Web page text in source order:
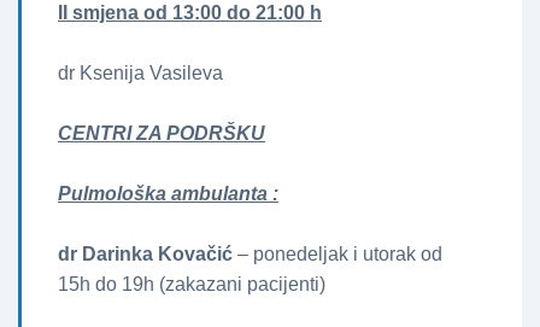
II smjena od 13:00 do 21:00 h
dr Ksenija Vasileva
CENTRI ZA PODRŠKU
Pulmološka ambulanta :
dr Darinka Kovačić – ponedeljak i utorak od
15h do 19h (zakazani pacijenti)